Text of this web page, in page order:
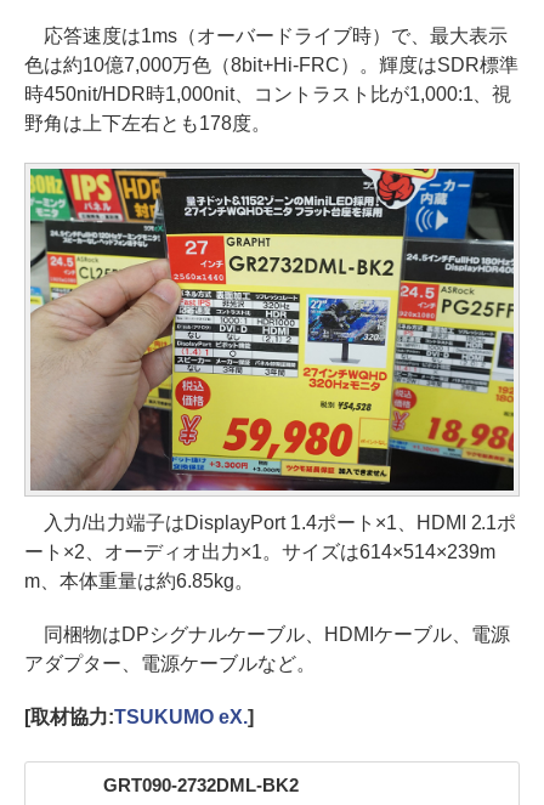
応答速度は1ms（オーバードライブ時）で、最大表示
色は約10億7,000万色（8bit+Hi-FRC）。輝度はSDR標準
時450nit/HDR時1,000nit、コントラスト比が1,000:1、視
野角は上下左右とも178度。
入力/出力端子はDisplayPort 1.4ポート×1、HDMI 2.1ポ
ート×2、オーディオ出力×1。サイズは614×514×239m
m、本体重量は約6.85kg。
同梱物はDPシグナルケーブル、HDMIケーブル、電源
アダプター、電源ケーブルなど。
[取材協力:TSUKUMO eX.]
GRT090-2732DML-BK2